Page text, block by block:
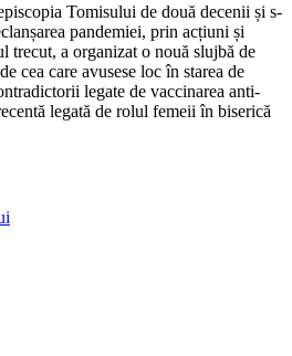
Tomisului de două decenii și s-
pandemiei, prin acțiuni și
trecut, a organizat o nouă slujbă de
cea care avusese loc în starea de
legate de vaccinarea anti-
legată de rolul femeii în biserică